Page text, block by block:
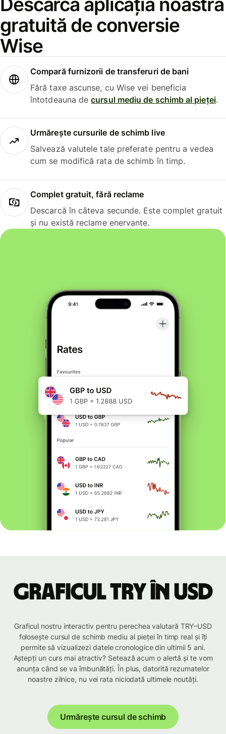
gratuită de conversie
Wise
Compară furnizorii de transferuri de bani
Fără taxe ascunse, cu Wise vei beneficia
întotdeauna decursul mediu de schimb al pieței.
Urmărește cursurile de schimb live
Salvează valutele tale preferate pentru a vedea
cum se modifică rata de schimb în timp.
Complet gratuit, fără reclame
Descarcă în câteva secunde. Este complet gratuit
și nu există reclame enervante.
Graficul TRY în USD
Graficul nostru interactiv pentru perechea valutară TRY–USD
folosește cursul de schimb mediu al pieței în timp real și îți
permite să vizualizezi datele cronologice din ultimii 5 ani.
Aștepți un curs mai atractiv? Setează acum o alertă și te vom
anunța când se va îmbunătăți. În plus, datorită rezumatelor
noastre zilnice, nu vei rata niciodată ultimele noutăți.
Urmărește cursul de schimb